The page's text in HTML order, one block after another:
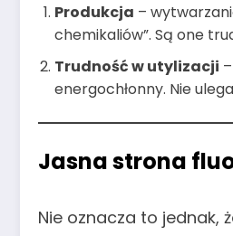
Produkcja –
chemikaliów”. Są one
Trudność w utylizacji
energochłonny. Nie
Jasna strona
Nie oznacza to jednak,